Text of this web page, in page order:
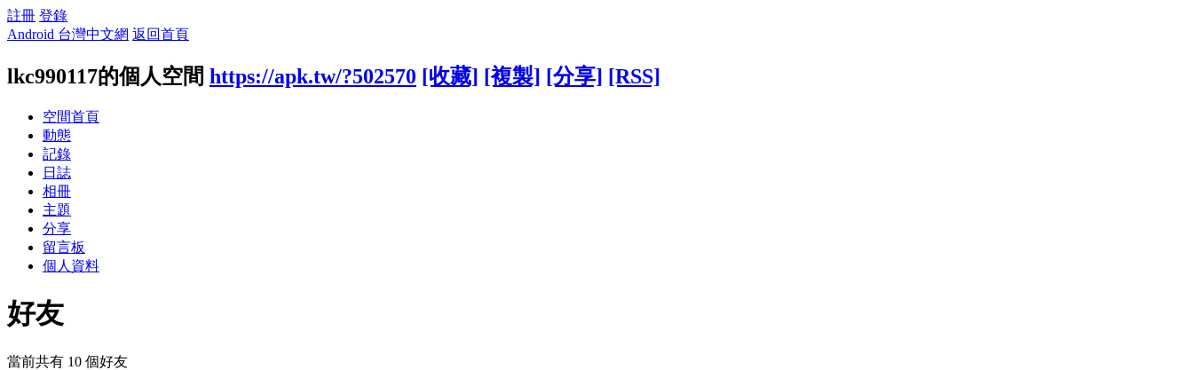
註冊 登錄
Android 台灣中文網 返回首頁
lkc990117的個人空間 https://apk.tw/?502570 [收藏] [複製] [分享] [RSS]
空間首頁
動態
記錄
日誌
相冊
主題
分享
留言板
個人資料
好友
當前共有 10 個好友